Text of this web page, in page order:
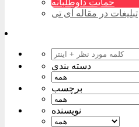
حمایت داوطلبانه
تبلیغات در مقاله آی تی
دسته بندی
برچسب
نویسنده